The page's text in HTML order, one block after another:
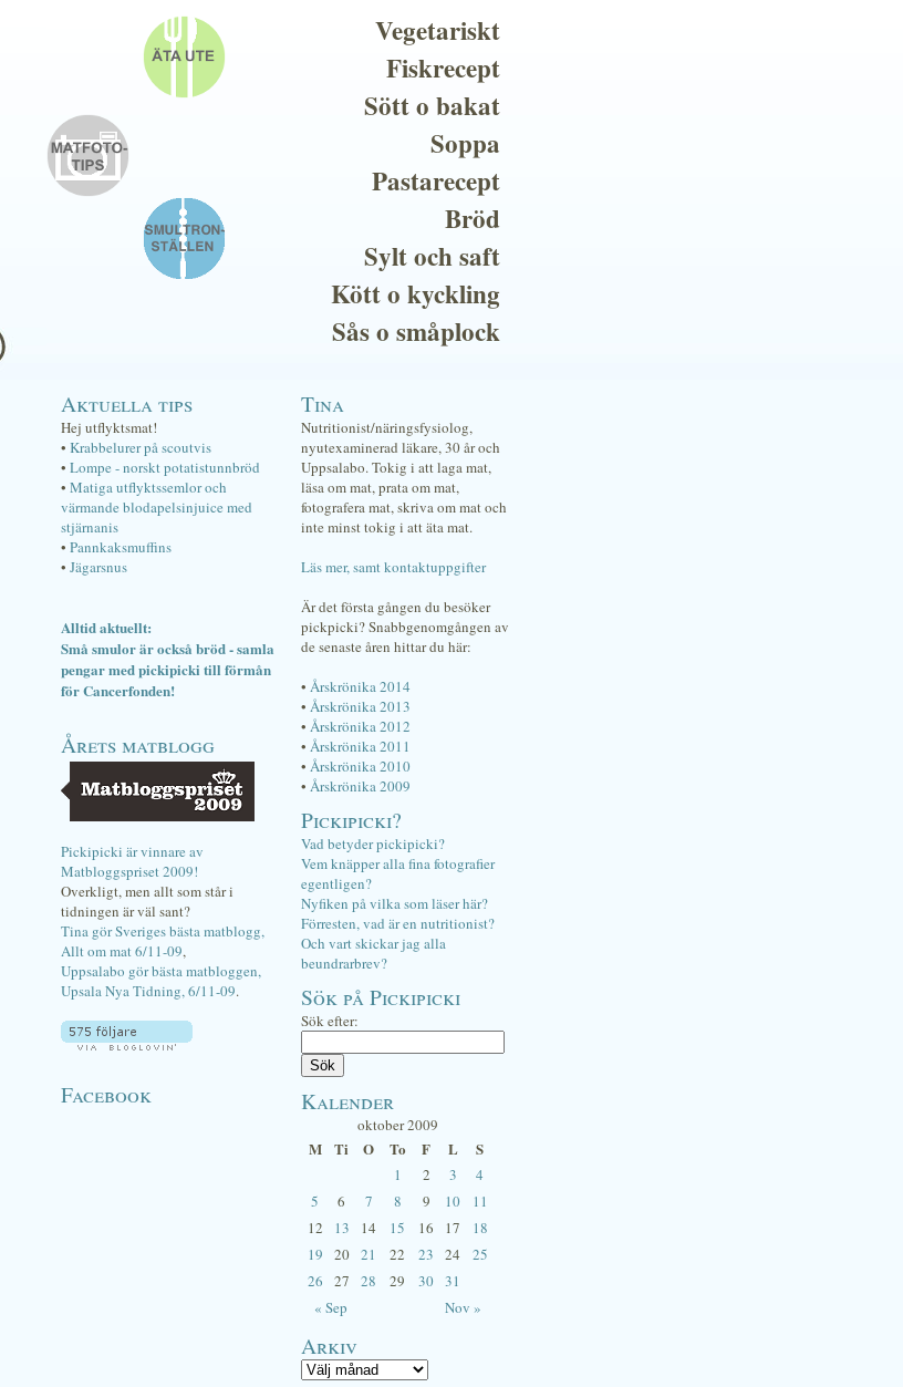
Vegetariskt
Fiskrecept
Sött o bakat
Soppa
Pastarecept
Bröd
Sylt och saft
Kött o kyckling
Sås o småplock
Aktuella tips
Hej utflyktsmat!
• Krabbelurer på scoutvis
• Lompe - norskt potatistunnbröd
• Matiga utflyktssemlor och
värmande blodapelsinjuice med
stjärnanis
• Pannkaksmuffins
• Jägarsnus
Alltid aktuellt:
Små smulor är också bröd - samla
pengar med pickipicki till förmån
för Cancerfonden!
Årets matblogg
Pickipicki är vinnare av
Matbloggspriset 2009!
Overkligt, men allt som står i
tidningen är väl sant?
Tina gör Sveriges bästa matblogg,
Allt om mat 6/11-09,
Uppsalabo gör bästa matbloggen,
Upsala Nya Tidning, 6/11-09.
Facebook
Tina
Nutritionist/näringsfysiolog,
nyutexaminerad läkare, 30 år och
Uppsalabo. Tokig i att laga mat,
läsa om mat, prata om mat,
fotografera mat, skriva om mat och
inte minst tokig i att äta mat.
Läs mer, samt kontaktuppgifter
Är det första gången du besöker
pickpicki? Snabbgenomgången av
de senaste åren hittar du här:
• Årskrönika 2014
• Årskrönika 2013
• Årskrönika 2012
• Årskrönika 2011
• Årskrönika 2010
• Årskrönika 2009
Pickipicki?
Vad betyder pickipicki?
Vem knäpper alla fina fotografier
egentligen?
Nyfiken på vilka som läser här?
Förresten, vad är en nutritionist?
Och vart skickar jag alla
beundrarbrev?
Sök på Pickipicki
Sök efter:
Kalender
oktober 2009
M Ti O To F L S
« Sep Nov »
1 2 3
4
5
6 7 8 9 10
11
12
13 14 15 16 17
18
19
20 21 22 23 24
25
26
27 28 29 30 31
Arkiv